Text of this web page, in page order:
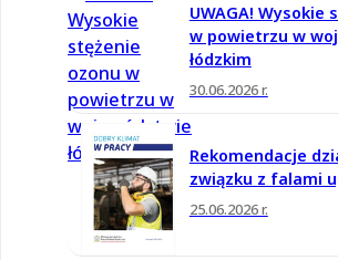
UWAGA! Wysokie
w powietrzu w
łódzkim
30.06.2026 r.
Rekomendacje
związku z falami
25.06.2026 r.